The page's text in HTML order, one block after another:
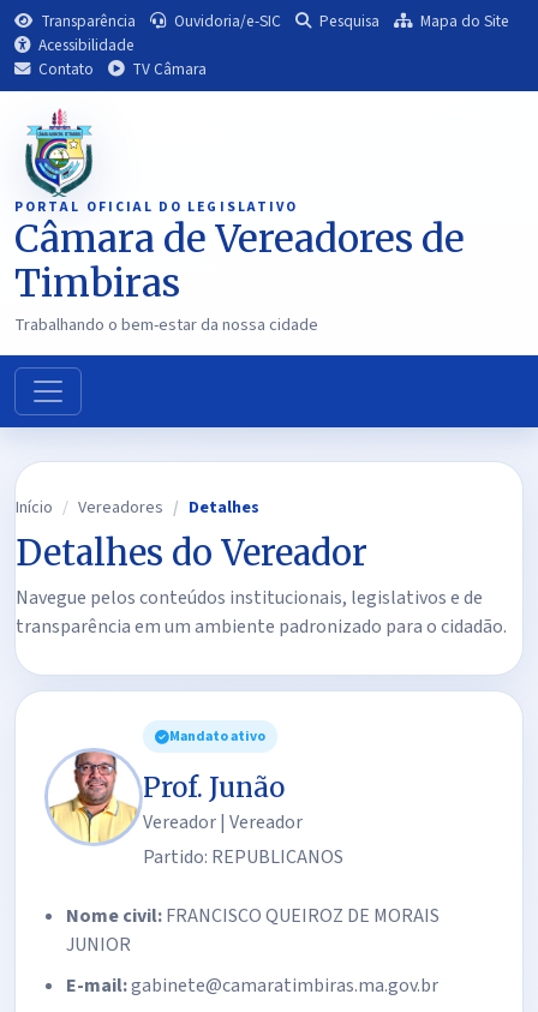
Transparência Ouvidoria/e-SIC Pesquisa
Mapa do Site
Acessibilidade
Contato
TV Câmara
PORTAL OFICIAL DO LEGISLATIVO
Câmara de Vereadores de
Timbiras
Trabalhando o bem-estar da nossa cidade
Início Vereadores Detalhes
Detalhes do Vereador
Navegue pelos conteúdos institucionais, legislativos e de
transparência em um ambiente padronizado para o cidadão.
Mandato ativo
Prof. Junão
Vereador | Vereador
Partido: REPUBLICANOS
Nome civil:FRANCISCO QUEIROZ DE MORAIS
JUNIOR
E-mail:gabinete@camaratimbiras.ma.gov.br